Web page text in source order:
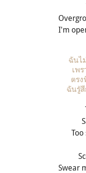
I'm
ฉันไ
เพ
ตรง
ฉันรู้
Swear